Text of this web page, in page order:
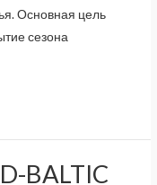
Основная цель
сезона
BALTIC